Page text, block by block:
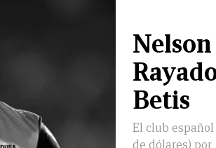
Betis
El club español
de dólares)